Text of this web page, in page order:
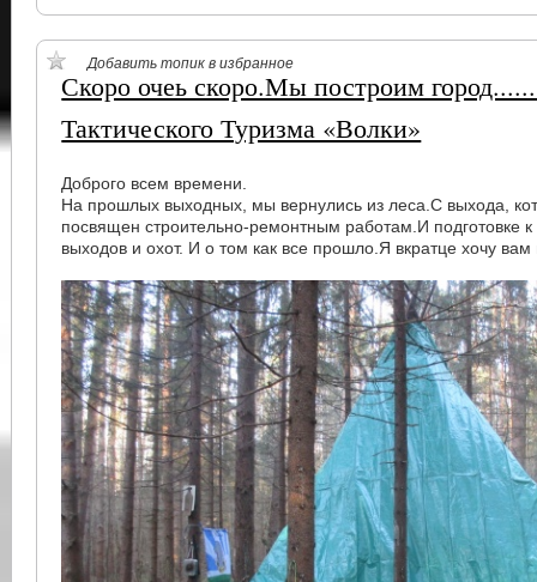
Добавить топик в избранное
Скоро очеь скоро.Мы построим
Тактического Туризма «Волки»
Доброго всем времени.
На прошлых выходных, мы вернулись из леса.С выхода,
посвящен строительно-ремонтным работам.И подготовке
выходов и охот. И о том как все прошло.Я вкратце хочу вам